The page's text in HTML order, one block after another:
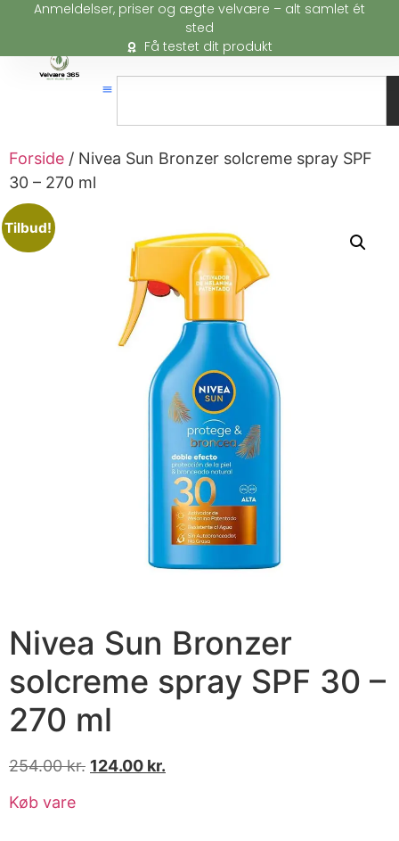
Anmeldelser, priser og ægte velvære – alt samlet ét
sted
Få testet dit produkt
Forside / Nivea Sun Bronzer solcreme spray SPF
30 – 270 ml
Tilbud!
Nivea Sun Bronzer
solcreme spray SPF 30 –
270 ml
254.00kr. 124.00 kr.
Køb vare